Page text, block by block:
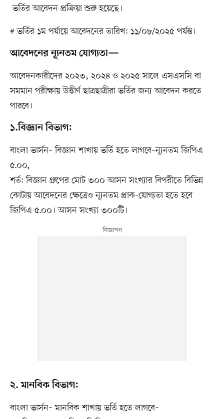
ভর্তির আবেদন প্রক্রিয়া শুরু হয়েছে।
# ভর্তির ১ম পর্যায়ে আবেদনের তারিখ: ১১/০৮/২০২৫ পর্যন্ত।
আবেদনের ন্যূনতম যোগ্যতা—
আবেদনকারীদের ২০২৩, ২০২৪ ও ২০২৫ সালে এসএসসি বা
সমমান পরীক্ষায় উত্তীর্ণ ছাত্রছাত্রীরা ভর্তির জন্য আবেদন করতে
পারবে।
১.বিজ্ঞান বিভাগ:
বাংলা ভার্সন– বিজ্ঞান শাখায় ভর্তি হতে লাগবে–ন্যূনতম জিপিএ
৫.০০,
শর্ত: বিজ্ঞান গ্রুপের মোট ৩০০ আসন সংখ্যার বিপরীতে বিভিন্ন
কোটায় আবেদনের ক্ষেত্রেও ন্যূনতম প্রাক-যোগ্যতা হতে হবে
জিপিএ ৫.০০। আসন সংখ্যা ৩০০টি।
২. মানবিক বিভাগ:
বাংলা ভার্সন– মানবিক শাখায় ভর্তি হতে লাগবে–